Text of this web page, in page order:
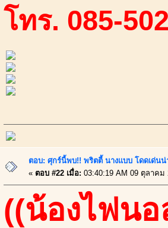
โทร. 085-
ตอบ: ศุกร์นี้พบ!! พริตตี้ นางแบบ โดดเด่นน่
« ตอบ #22 เมื่อ: 03:40:19 AM 09 ตุลาคม
((น้องไฟนอ